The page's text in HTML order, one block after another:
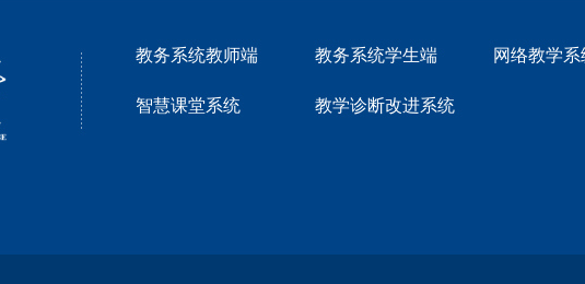
教务系统教师端 教务系统学生端 网络教学系
智慧课堂系统 教学诊断改进系统